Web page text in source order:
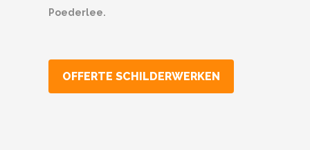
Poederlee.
OFFERTE SCHILDERWERKEN